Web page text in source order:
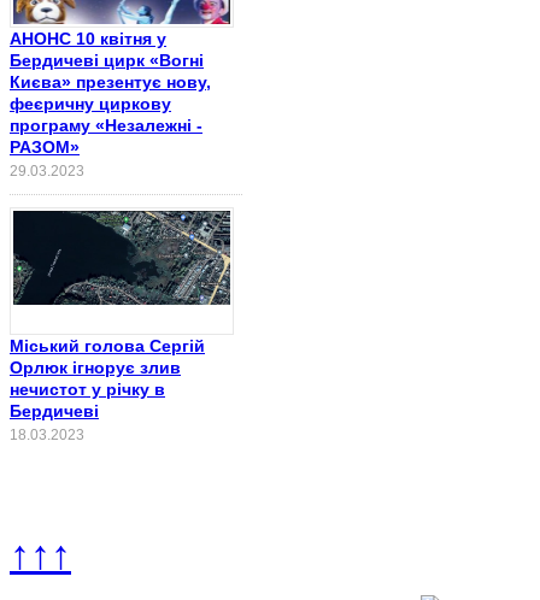
АНОНС 10 квітня у
Бердичеві цирк «Вогні
Києва» презентує нову,
феєричну циркову
програму «Незалежні -
РАЗОМ»
29.03.2023
Міський голова Сергій
Орлюк ігнорує злив
нечистот у річку в
Бердичеві
18.03.2023
↑↑↑